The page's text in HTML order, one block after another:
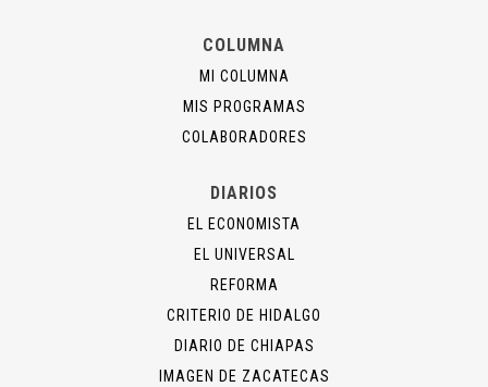
COLUMNA
MI COLUMNA
MIS PROGRAMAS
COLABORADORES
DIARIOS
EL ECONOMISTA
EL UNIVERSAL
REFORMA
CRITERIO DE HIDALGO
DIARIO DE CHIAPAS
IMAGEN DE ZACATECAS